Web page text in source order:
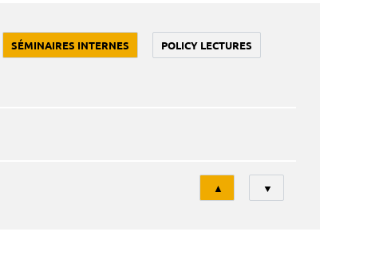
SÉMINAIRES INTERNES POLICY LECTURES
Tri
▲ ▼